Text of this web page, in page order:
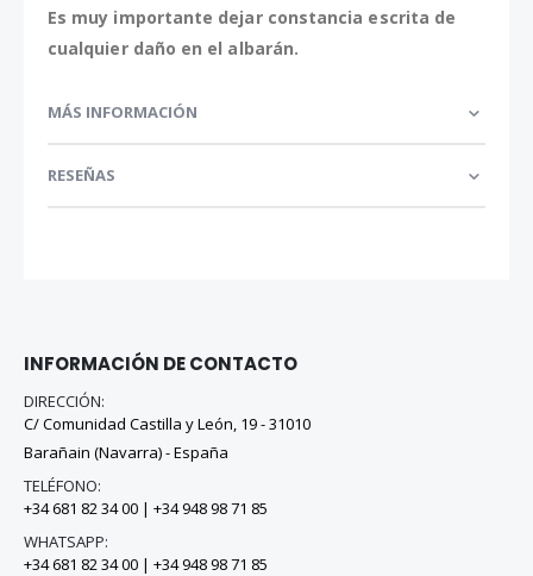
Es muy importante dejar constancia escrita de
cualquier daño en el albarán.
MÁS INFORMACIÓN
RESEÑAS
INFORMACIÓN DE CONTACTO
DIRECCIÓN:
C/ Comunidad Castilla y León, 19 - 31010
Barañain (Navarra) - España
TELÉFONO:
+34 681 82 34 00 | +34 948 98 71 85
WHATSAPP:
+34 681 82 34 00 | +34 948 98 71 85